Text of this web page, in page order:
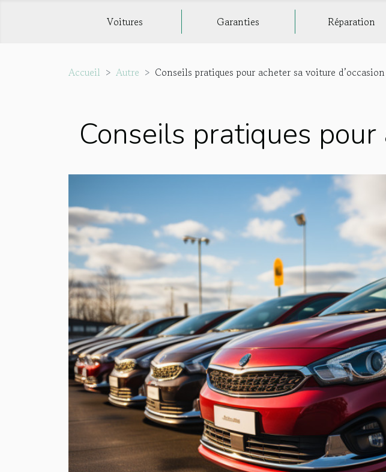
Voitures Garanties Réparation
Accueil Autre Conseils pratiques pour acheter sa voiture d’occasion
Conseils pratiques pour